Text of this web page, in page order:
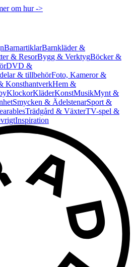
om hur ->
BarnartiklarBarnkläder &
& ResorBygg & VerktygBöcker &
DVD &
& tillbehörFoto, Kameror &
KonsthantverkHem &
KlockorKläderKonstMusikMynt &
Smycken & ÄdelstenarSport &
Trädgård & VäxterTV-spel &
Inspiration